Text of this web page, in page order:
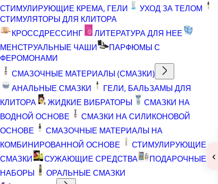
СТИМУЛИРУЮЩИЕ КРЕМА, ГЕЛИ
УХОД ЗА ТЕЛОМ
СТИМУЛЯТОРЫ ДЛЯ КЛИТОРА
КРОССДРЕССИНГ
ЛИТЕРАТУРА ДЛЯ НЕЕ
МЕНСТРУАЛЬНЫЕ ЧАШИ
ПАРФЮМЫ С
ФЕРОМОНАМИ
СМАЗОЧНЫЕ МАТЕРИАЛЫ (СМАЗКИ)
АНАЛЬНЫЕ СМАЗКИ
ГЕЛИ, БАЛЬЗАМЫ ДЛЯ
КЛИТОРА
ЖИДКИЕ ВИБРАТОРЫ
СМАЗКИ НА
ВОДНОЙ ОСНОВЕ
СМАЗКИ НА СИЛИКОНОВОЙ
ОСНОВЕ
СМАЗОЧНЫЕ МАТЕРИАЛЫ НА
КОМБИНИРОВАННОЙ ОСНОВЕ
СТИМУЛИРУЮЩИЕ
СМАЗКИ
СУЖАЮЩИЕ СРЕДСТВА
ПОДАРОЧНЫЕ
НАБОРЫ
ОРАЛЬНЫЕ СМАЗКИ
‹